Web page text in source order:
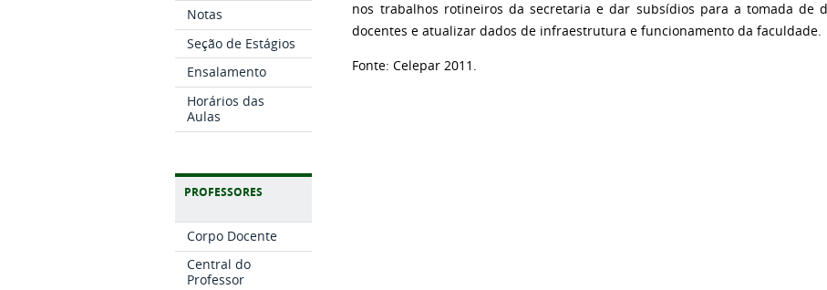
Notas
Seção de Estágios
Ensalamento
Horários das
Aulas
PROFESSORES
Corpo Docente
Central do
Professor
nos trabalhos rotineiros da secretaria e dar subsídios para a tomada de
docentes e atualizar dados de infraestrutura e funcionamento da faculdade.
Fonte: Celepar 2011.